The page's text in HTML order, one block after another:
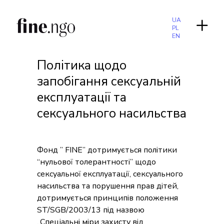
UA
PL
EN
Політика щодо
запобігання сексуальній
експлуатації та
сексуального насильства
Фонд ” FINE” дотримується політики
“нульової толерантності” щодо
сексуальної експлуатації, сексуального
насильства та порушення прав дітей,
дотримується принципів положення
ST/SGB/2003/13 під назвою